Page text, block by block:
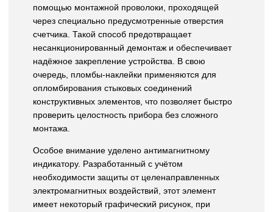
помощью монтажной проволоки, проходящей
через специально предусмотренные отверстия
счетчика. Такой способ предотвращает
несанкционированный демонтаж и обеспечивает
надёжное закрепление устройства. В свою
очередь, пломбы-наклейки применяются для
опломбирования стыковых соединений
конструктивных элементов, что позволяет быстро
проверить целостность прибора без сложного
монтажа.
Особое внимание уделено антимагнитному
индикатору. Разработанный с учётом
необходимости защиты от целенаправленных
электромагнитных воздействий, этот элемент
имеет некоторый графический рисунок, при